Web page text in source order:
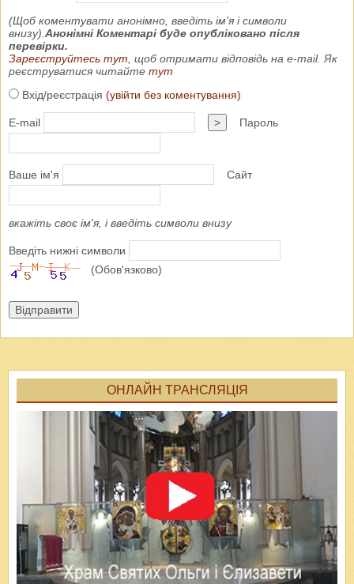
(Щоб коментувати анонімно, введіть ім'я і символи
внизу). Анонімні Коментарі буде опубліковано після
перевірки.
Зареєструйтесь тут , щоб отримати відповідь на e-mail. Як
реєструватися читайте тут
Вхід/реєстрація (увійти без коментування)
E-mail > Пароль
Ваше ім'я Сайт
вкажіть своє ім'я, і введіть символи внизу
Введіть нижні символи
(Обов'язково)
Відправити
ОНЛАЙН ТРАНСЛЯЦІЯ